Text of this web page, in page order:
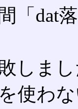
「dat
しま
使わ